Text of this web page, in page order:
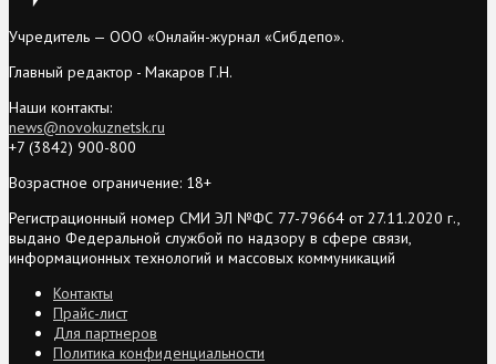
Учредитель — ООО «Онлайн-журнал «Сибдепо».
Главный редактор - Макаров Г.Н.
Наши контакты:
news@novokuznetsk.ru
+7 (3842) 900-800
Возрастное ограничение: 18+
Регистрационный номер СМИ ЭЛ №ФС 77-79664 от 27.11.2020 г.,
выдано Федеральной службой по надзору в сфере связи,
информационных технологий и массовых коммуникаций
Контакты
Прайс-лист
Для партнеров
Политика конфиденциальности